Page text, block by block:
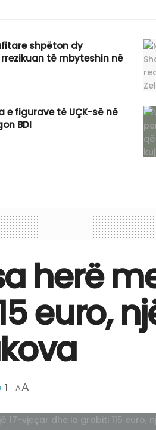
shpëton dy
rrezikuan të mbyteshin në
e figurave të UÇK-së në
BDI
herë
euro,
1 AA